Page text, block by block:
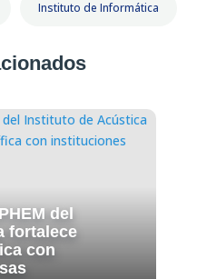
Instituto de Informática
del
fortalece
con